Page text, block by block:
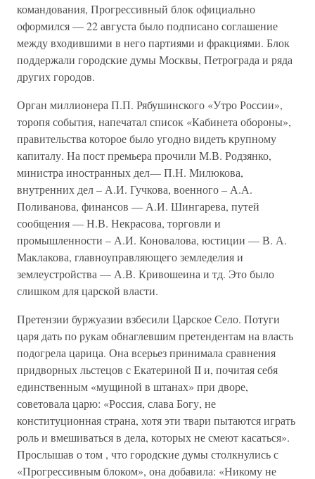
командования, Прогрессивный блок официально
оформился — 22 августа было подписано соглашение
между входившими в него партиями и фракциями. Блок
поддержали городские думы Москвы, Петрограда и ряда
других городов.
Орган миллионера П.П. Рябушинского «Утро России»,
торопя события, напечатал список «Кабинета обороны»,
правительства которое было угодно видеть крупному
капиталу. На пост премьера прочили М.В. Родзянко,
министра иностранных дел— П.Н. Милюкова,
внутренних дел – А.И. Гучкова, военного – А.А.
Поливанова, финансов — А.И. Шингарева, путей
сообщения — Н.В. Некрасова, торговли и
промышленности – А.И. Коновалова, юстиции — В. А.
Маклакова, главноуправляющего земледелия и
землеустройства — А.В. Кривошеина и тд. Это было
слишком для царской власти.
Претензии буржуазии взбесили Царское Село. Потуги
царя дать по рукам обнаглевшим претендентам на власть
подогрела царица. Она всерьез принимала сравнения
придворных льстецов с Екатериной II и, почитая себя
единственным «мущиной в штанах» при дворе,
советовала царю: «Россия, слава Богу, не
конституционная страна, хотя эти твари пытаются играть
роль и вмешиваться в дела, которых не смеют касаться».
Прослышав о том , что городские думы столкнулись с
«Прогрессивным блоком», она добавила: «Никому не